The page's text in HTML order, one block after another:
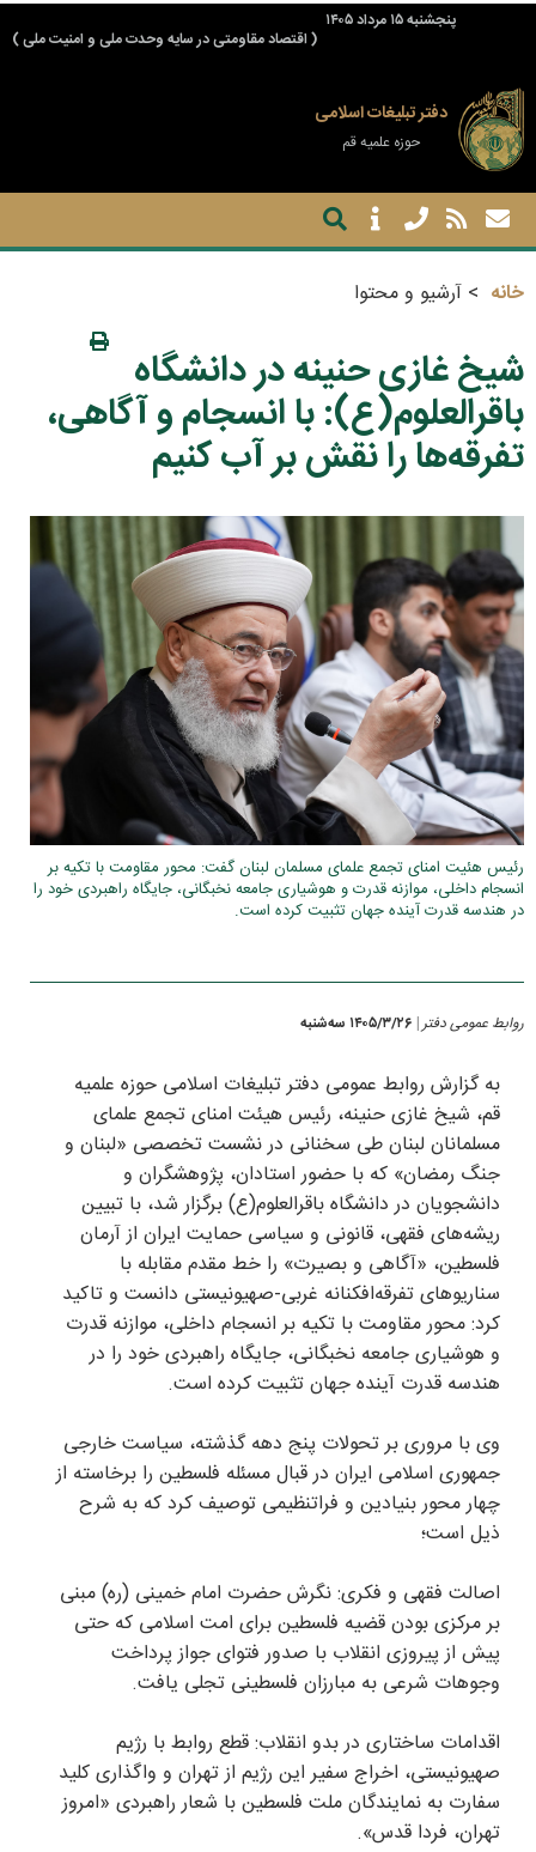
پنجشنبه ۱۵ مرداد ۱۴۰۵
( اقتصاد مقاومتی در سایه وحدت ملی و امنیت ملی )
دفتر تبلیغات اسلامی
حوزه علمیه قم
خانه آرشیو و محتوا
شیخ غازی حنینه در دانشگاه
باقرالعلوم(ع): با انسجام و آگاهی،
تفرقه‌ها را نقش بر آب کنیم
رئیس هئیت امنای تجمع علمای مسلمان لبنان گفت: محور مقاومت با تکیه بر
انسجام داخلی، موازنه قدرت و هوشیاری جامعه نخبگانی، جایگاه راهبردی خود را
در هندسه قدرت آینده جهان تثبیت کرده است.
روابط عمومی دفتر ۱۴۰۵/۳/۲۶ سه‌شنبه
به گزارش روابط عمومی دفتر تبلیغات اسلامی حوزه علمیه
قم، شیخ غازی حنینه، رئیس هیئت امنای تجمع علمای
مسلمانان لبنان طی سخنانی در نشست تخصصی «لبنان و
جنگ رمضان» که با حضور استادان، پژوهشگران و
دانشجویان در دانشگاه باقرالعلوم(ع) برگزار شد، با تبیین
ریشه‌های فقهی، قانونی و سیاسی حمایت ایران از آرمان
فلسطین، «آگاهی و بصیرت» را خط مقدم مقابله با
سناریوهای تفرقه‌افکنانه غربی-صهیونیستی دانست و تاکید
کرد: محور مقاومت با تکیه بر انسجام داخلی، موازنه قدرت
و هوشیاری جامعه نخبگانی، جایگاه راهبردی خود را در
هندسه قدرت آینده جهان تثبیت کرده است.
وی با مروری بر تحولات پنج دهه گذشته، سیاست خارجی
جمهوری اسلامی ایران در قبال مسئله فلسطین را برخاسته از
چهار محور بنیادین و فراتنظیمی توصیف کرد که به شرح
ذیل است؛
اصالت فقهی و فکری: نگرش حضرت امام خمینی (ره) مبنی
بر مرکزی بودن قضیه فلسطین برای امت اسلامی که حتی
پیش از پیروزی انقلاب با صدور فتوای جواز پرداخت
وجوهات شرعی به مبارزان فلسطینی تجلی یافت.
اقدامات ساختاری در بدو انقلاب: قطع روابط با رژیم
صهیونیستی، اخراج سفیر این رژیم از تهران و واگذاری کلید
سفارت به نمایندگان ملت فلسطین با شعار راهبردی «امروز
تهران، فردا قدس».